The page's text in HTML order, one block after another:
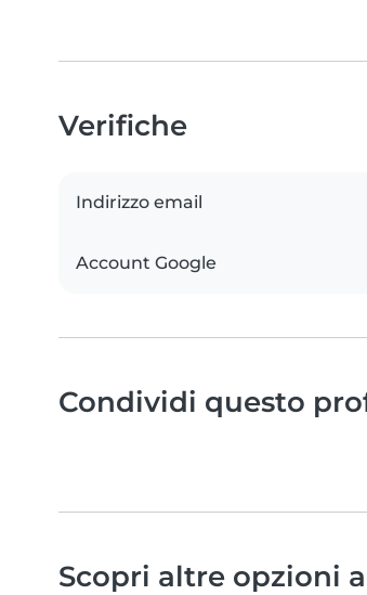
Verifiche
Indirizzo email
Account Google
Condividi questo
Scopri altre opzioni